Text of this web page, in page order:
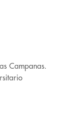
Campanas.